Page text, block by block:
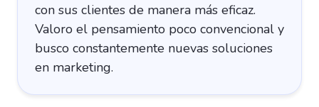
con sus clientes de manera más eficaz.
Valoro el pensamiento poco convencional y
busco constantemente nuevas soluciones
en marketing.